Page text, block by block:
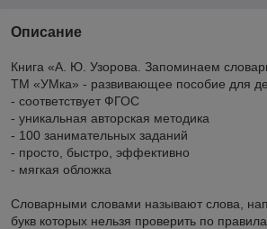
Описание
Книга «А. Ю. Узорова. Запоминаем
ТМ «УМка» - развивающее пособие для
- соответствует ФГОС
- уникальная авторская методика
- 100 занимательных заданий
- просто, быстро, эффективно
- мягкая обложка
Словарными словами называют слова,
букв которых нельзя проверить по